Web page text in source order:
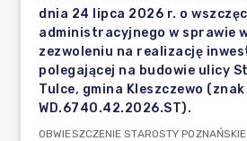
dnia 24 lipca 2026 r. o
administracyjnego w sprawie
zezwoleniu na realizację
polegającej na budowie ulicy
Tulce, gmina Kleszczewo
WD.6740.42.2026.ST).
OBWIESZCZENIE STAROSTY